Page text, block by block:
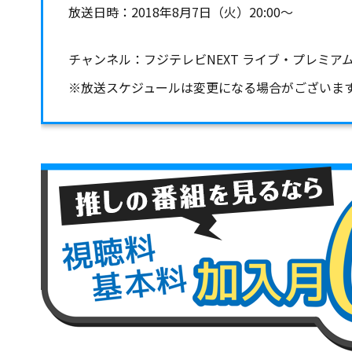
放送日時：2018年8月7日（火）20:00～
チャンネル：フジテレビNEXT ライブ・プレミア
※放送スケジュールは変更になる場合がございま